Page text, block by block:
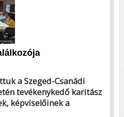
a Szeged-Csanádi
tevékenykedő karitász
képviselőinek a